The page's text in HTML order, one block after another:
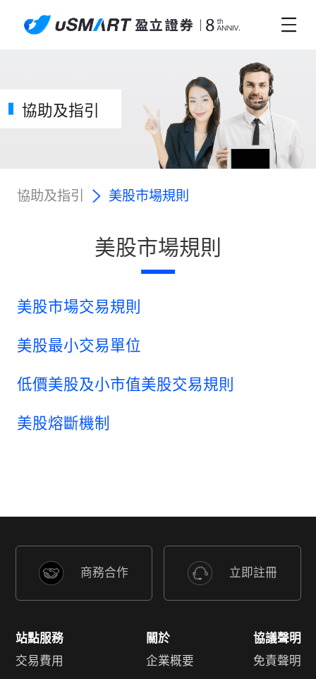
協助及指引
協助及指引 美股市場規則
美股市場規則
美股市場交易規則
美股最小交易單位
低價美股及小市值美股交易規則
美股熔斷機制
商務合作 立即註冊
站點服務
交易費用
關於
企業概要
協議聲明
免責聲明